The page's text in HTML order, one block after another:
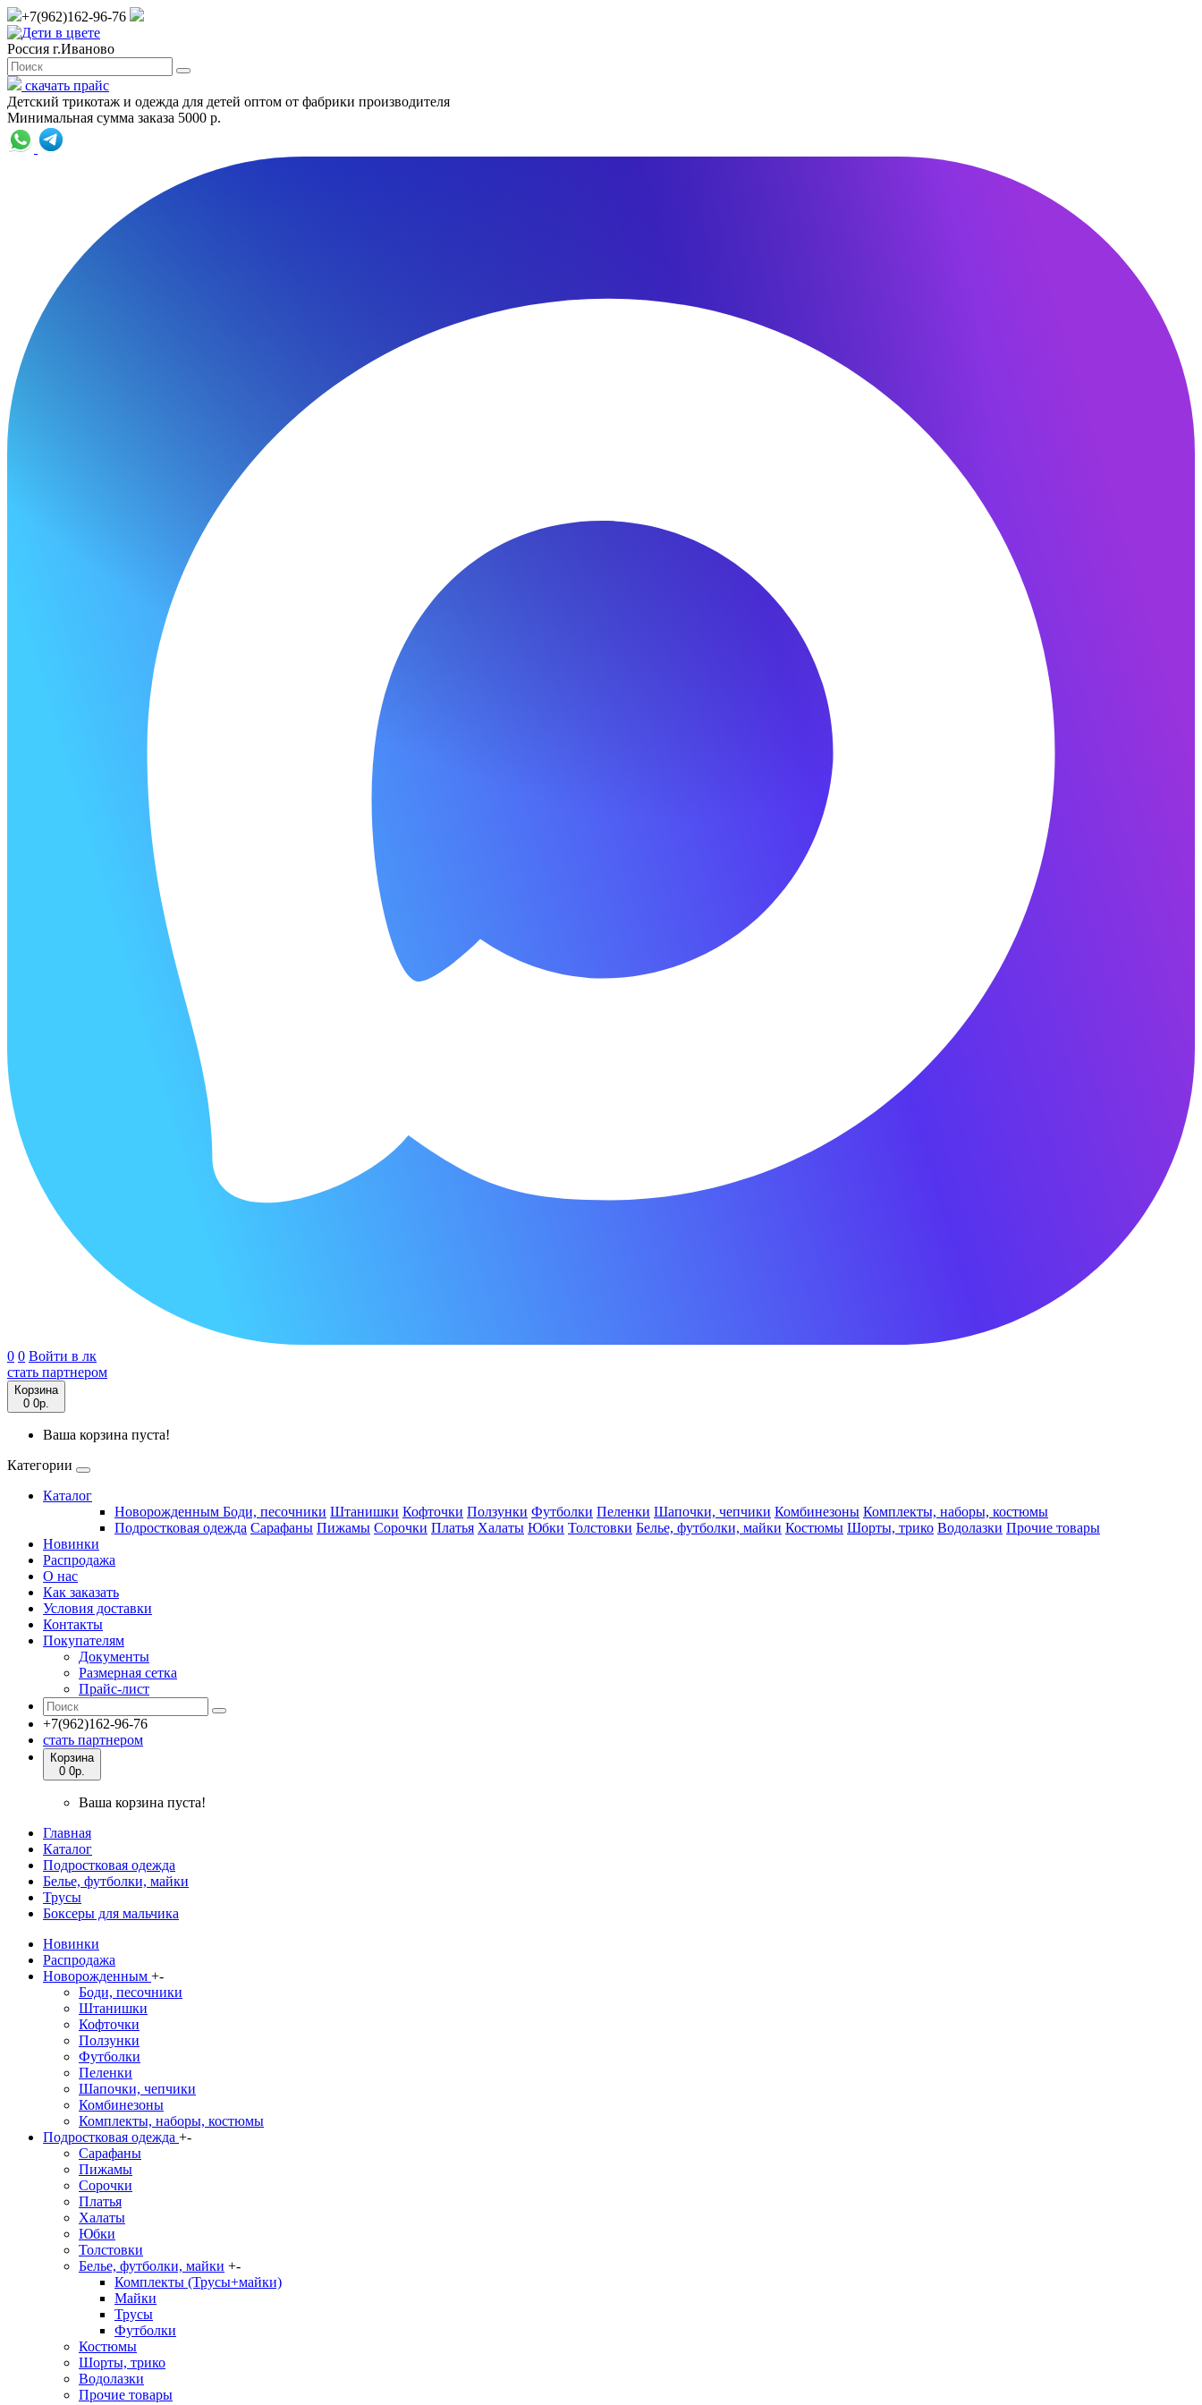
+7(962)162-96-76
Россия г.Иваново
скачать прайс
Детский трикотаж и одежда для детей оптом от фабрики производителя
Минимальная сумма заказа 5000 р.
0 0 Войти в лк
стать партнером
Корзина
0 0р.
Ваша корзина пуста!
Категории
Каталог
Новорожденным Боди, песочники Штанишки Кофточки Ползунки Футболки Пеленки Шапочки, чепчики Комбинезоны Комплекты, наборы, костюмы
Подростковая одежда Сарафаны Пижамы Сорочки Платья Халаты Юбки Толстовки Белье, футболки, майки Костюмы Шорты, трико Водолазки Прочие товары
Новинки
Распродажа
О нас
Как заказать
Условия доставки
Контакты
Покупателям
Документы
Размерная сетка
Прайс-лист
+7(962)162-96-76
стать партнером
Корзина
0 0р.
Ваша корзина пуста!
Главная
Каталог
Подростковая одежда
Белье, футболки, майки
Трусы
Боксеры для мальчика
Новинки
Распродажа
Новорожденным +-
Боди, песочники
Штанишки
Кофточки
Ползунки
Футболки
Пеленки
Шапочки, чепчики
Комбинезоны
Комплекты, наборы, костюмы
Подростковая одежда +-
Сарафаны
Пижамы
Сорочки
Платья
Халаты
Юбки
Толстовки
Белье, футболки, майки +-
Комплекты (Трусы+майки)
Майки
Трусы
Футболки
Костюмы
Шорты, трико
Водолазки
Прочие товары